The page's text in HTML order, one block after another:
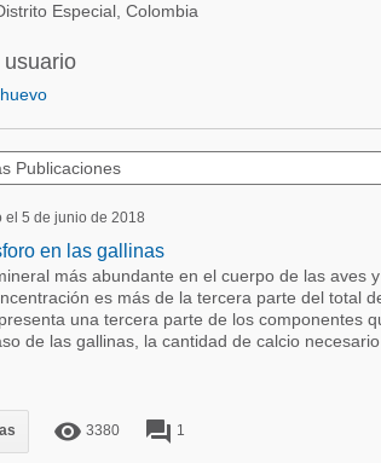
Especial, Colombia
usuario
el 5 de junio de 2018
en las gallinas
más abundante en el cuerpo de las aves
es más de la tercera parte del total
una tercera parte de los componentes
de las gallinas, la cantidad de calcio
remove_red_eye 3380 forum 1